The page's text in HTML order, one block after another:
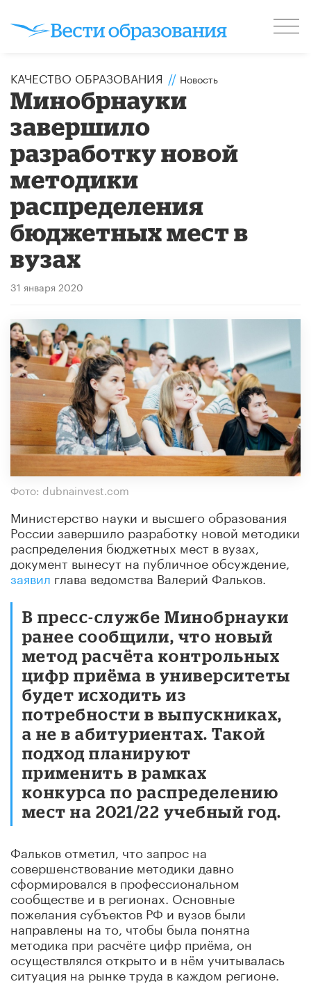
КАЧЕСТВО ОБРАЗОВАНИЯ // Новость
Минобрнауки
завершило
разработку новой
методики
распределения
бюджетных мест в
вузах
31 января 2020
Фото: dubnainvest.com
Министерство науки и высшего образования
России завершило разработку новой методики
распределения бюджетных мест в вузах,
документ вынесут на публичное обсуждение,
заявил глава ведомства Валерий Фальков.
В пресс-службе Минобрнауки
ранее сообщили, что новый
метод расчёта контрольных
цифр приёма в университеты
будет исходить из
потребности в выпускниках,
а не в абитуриентах. Такой
подход планируют
применить в рамках
конкурса по распределению
мест на 2021/22 учебный год.
Фальков отметил, что запрос на
совершенствование методики давно
сформировался в профессиональном
сообществе и в регионах. Основные
пожелания субъектов РФ и вузов были
направлены на то, чтобы была понятна
методика при расчёте цифр приёма, он
осуществлялся открыто и в нём учитывалась
ситуация на рынке труда в каждом регионе.